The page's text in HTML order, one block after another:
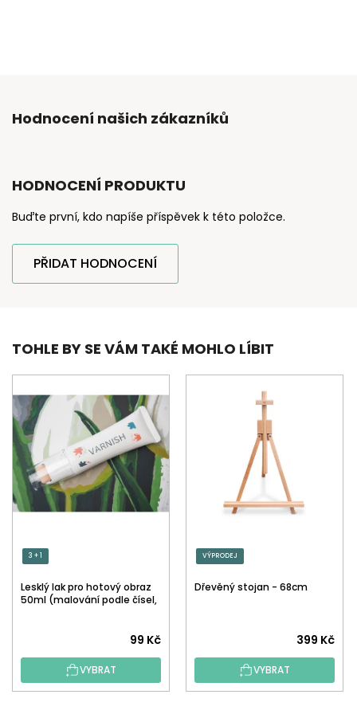
Hodnocení našich zákazníků
HODNOCENÍ PRODUKTU
Buďte první, kdo napíše příspěvek k této položce.
PŘIDAT HODNOCENÍ
TOHLE BY SE VÁM TAKÉ MOHLO LÍBIT
3 + 1
Lesklý lak pro hotový obraz
50ml (malování podle čísel,
hodnocení
produktu
je
99 Kč
VYBRAT
VÝPRODEJ
Dřevěný stojan - 68cm
399 Kč
VYBRAT